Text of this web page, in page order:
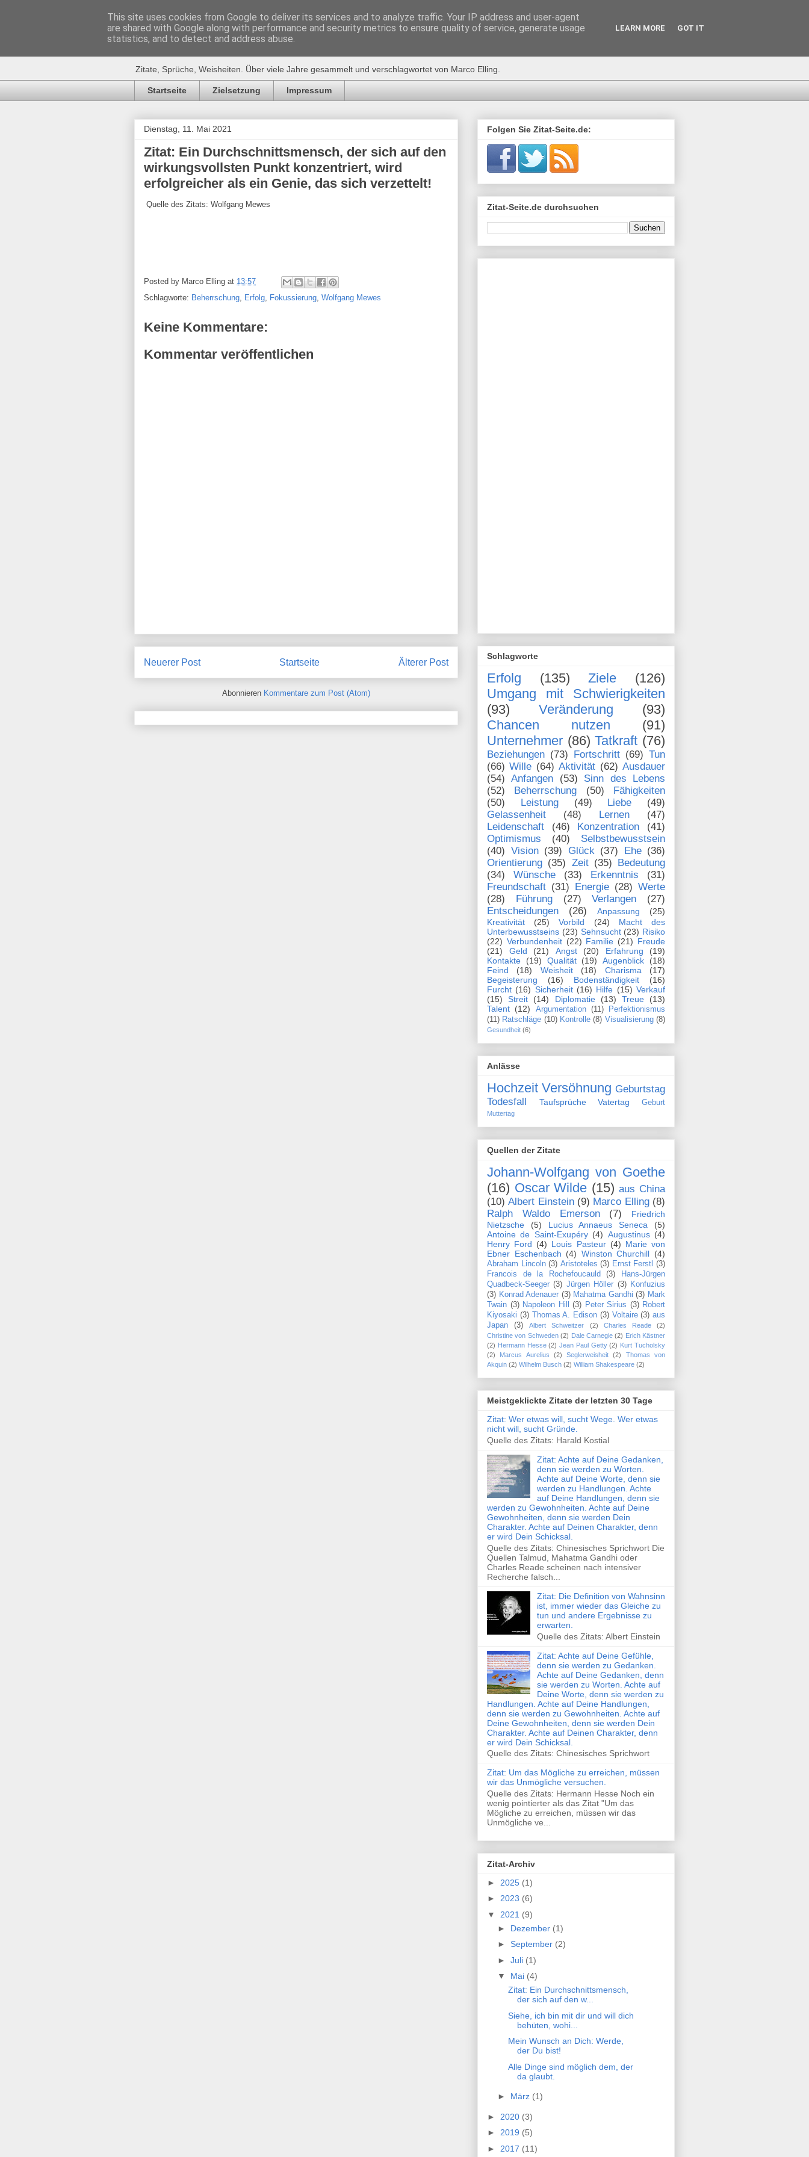
Zitat-Seite.de
Zitate, Sprüche, Weisheiten. Über viele Jahre gesammelt und verschlagwortet von Marco Elling.
Startseite Zielsetzung Impressum
Dienstag, 11. Mai 2021
Zitat: Ein Durchschnittsmensch, der sich auf den
wirkungsvollsten Punkt konzentriert, wird
erfolgreicher als ein Genie, das sich verzettelt!
Quelle des Zitats: Wolfgang Mewes
Posted by Marco Elling at 13:57
Schlagworte: Beherrschung Erfolg Fokussierung Wolfgang Mewes
Keine Kommentare:
Kommentar veröffentlichen
Neuerer Post Älterer Post
Startseite
Abonnieren Kommentare zum Post (Atom)
Folgen Sie Zitat-Seite.de:
Zitat-Seite.de durchsuchen
Schlagworte
Erfolg (135) Ziele
(126)
Umgang mit Schwierigkeiten
(93)
Veränderung
(93)
Chancen nutzen
(91)
Unternehmer (86) Tatkraft (76)
Beziehungen (73) Fortschritt (69) Tun
(66) Wille (64) Aktivität (62) Ausdauer
(54)
Anfangen (53)
Sinn des Lebens
(52)
Beherrschung (50)
Fähigkeiten
(50)
Leistung (49) Liebe
(49)
Gelassenheit
(48) Lernen
(47)
Leidenschaft
(46) Konzentration
(41)
Optimismus
(40)
Selbstbewusstsein
(40) Vision (39) Glück (37) Ehe (36)
Orientierung (35) Zeit (35) Bedeutung
(34)
Wünsche (33) Erkenntnis
(31)
Freundschaft (31) Energie (28) Werte
(28)
Führung (27) Verlangen
(27)
Entscheidungen
(26) Anpassung
(25)
Kreativität
(25) Vorbild (24)
Macht des
Unterbewusstseins (23) Sehnsucht (23) Risiko
(22) Verbundenheit (22) Familie (21) Freude
(21)
Geld (21) Angst (20) Erfahrung
(19)
Kontakte
(19) Qualität (19) Augenblick
(18)
Feind
(18) Weisheit (18) Charisma
(17)
Begeisterung
(16) Bodenständigkeit
(16)
Furcht (16) Sicherheit (16) Hilfe (15) Verkauf
(15)
Streit (14) Diplomatie (13) Treue
(13)
Talent (12) Argumentation (11)
Perfektionismus
(11) Ratschläge (10) Kontrolle (8) Visualisierung (8)
Gesundheit (6)
Anlässe
Hochzeit Versöhnung Geburtstag
Todesfall
Taufsprüche Vatertag Geburt
Muttertag
Quellen der Zitate
Johann-Wolfgang von Goethe
(16) Oscar Wilde (15) aus China
(10) Albert Einstein (9) Marco Elling (8)
Ralph Waldo Emerson
(7)
Friedrich
Nietzsche
(5) Lucius Annaeus Seneca
(5)
Antoine de Saint-Exupéry (4) Augustinus (4)
Henry Ford (4) Louis Pasteur (4) Marie von
Ebner Eschenbach (4) Winston Churchill (4)
Abraham Lincoln (3) Aristoteles (3) Ernst Ferstl (3)
Francois de la Rochefoucauld
(3)
Hans-Jürgen
Quadbeck-Seeger (3) Jürgen Höller (3) Konfuzius
(3) Konrad Adenauer (3) Mahatma Gandhi (3) Mark
Twain (3) Napoleon Hill (3) Peter Sirius (3) Robert
Kiyosaki (3) Thomas A. Edison (3) Voltaire (3) aus
Japan
(3) Albert Schweitzer (2) Charles Reade
(2)
Christine von Schweden (2) Dale Carnegie (2) Erich Kästner
(2) Hermann Hesse (2) Jean Paul Getty (2) Kurt Tucholsky
(2)
Marcus Aurelius (2) Seglerweisheit (2)
Thomas von
Akquin (2) Wilhelm Busch (2) William Shakespeare (2)
Meistgeklickte Zitate der letzten 30 Tage
Zitat: Wer etwas will, sucht Wege. Wer etwas
nicht will, sucht Gründe.
Quelle des Zitats: Harald Kostial
Zitat: Achte auf Deine Gedanken,
denn sie werden zu Worten.
Achte auf Deine Worte, denn sie
werden zu Handlungen. Achte
auf Deine Handlungen, denn sie
werden zu Gewohnheiten. Achte auf Deine
Gewohnheiten, denn sie werden Dein
Charakter. Achte auf Deinen Charakter, denn
er wird Dein Schicksal.
Quelle des Zitats: Chinesisches Sprichwort Die
Quellen Talmud, Mahatma Gandhi oder
Charles Reade scheinen nach intensiver
Recherche falsch...
Zitat: Die Definition von Wahnsinn
ist, immer wieder das Gleiche zu
tun und andere Ergebnisse zu
erwarten.
Quelle des Zitats: Albert Einstein
Zitat: Achte auf Deine Gefühle,
denn sie werden zu Gedanken.
Achte auf Deine Gedanken, denn
sie werden zu Worten. Achte auf
Deine Worte, denn sie werden zu
Handlungen. Achte auf Deine Handlungen,
denn sie werden zu Gewohnheiten. Achte auf
Deine Gewohnheiten, denn sie werden Dein
Charakter. Achte auf Deinen Charakter, denn
er wird Dein Schicksal.
Quelle des Zitats: Chinesisches Sprichwort
Zitat: Um das Mögliche zu erreichen, müssen
wir das Unmögliche versuchen.
Quelle des Zitats: Hermann Hesse Noch ein
wenig pointierter als das Zitat "Um das
Mögliche zu erreichen, müssen wir das
Unmögliche ve...
Zitat-Archiv
► 2025 (1)
► 2023 (6)
▼ 2021 (9)
► Dezember (1)
► September (2)
► Juli (1)
▼ Mai (4)
Zitat: Ein Durchschnittsmensch,
der sich auf den w...
Siehe, ich bin mit dir und will dich
behüten, wohi...
Mein Wunsch an Dich: Werde,
der Du bist!
Alle Dinge sind möglich dem, der
da glaubt.
► März (1)
► 2020 (3)
► 2019 (5)
► 2017 (11)
This site uses cookies from Google to deliver its services and to analyze traffic. Your IP address and user-agent
are shared with Google along with performance and security metrics to ensure quality of service, generate usage
statistics, and to detect and address abuse.
LEARN MORE GOT IT